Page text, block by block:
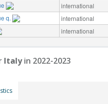
international
q. international
international
Italyin 2022-2023